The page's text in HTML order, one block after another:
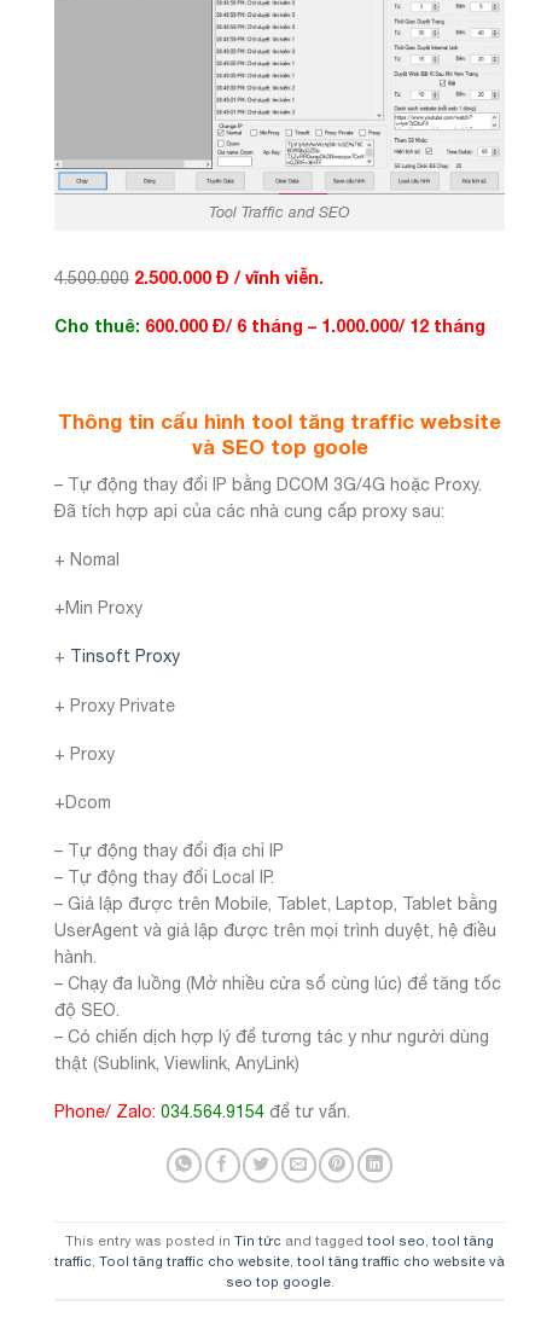
Tool Traffic and SEO
4.500.000 2.500.000 Đ / vĩnh viễn.
Cho thuê: 600.000 Đ/ 6 tháng – 1.000.000/ 12 tháng
Thông tin cấu hình tool tăng traffic website
và SEO top goole
– Tự động thay đổi IP bằng DCOM 3G/4G hoặc Proxy.
Đã tích hợp api của các nhà cung cấp proxy sau:
+ Nomal
+Min Proxy
+ Tinsoft Proxy
+ Proxy Private
+ Proxy
+Dcom
– Tự động thay đổi địa chỉ IP
– Tự động thay đổi Local IP.
– Giả lập được trên Mobile, Tablet, Laptop, Tablet bằng
UserAgent và giả lập được trên mọi trình duyệt, hệ điều
hành.
– Chạy đa luồng (Mở nhiều cửa sổ cùng lúc) để tăng tốc
độ SEO.
– Có chiến dịch hợp lý để tương tác y như người dùng
thật (Sublink, Viewlink, AnyLink)
Phone/ Zalo: 034.564.9154 để tư vấn.
This entry was posted in Tin tức and tagged tool seo tool tăng
traffic Tool tăng traffic cho website tool tăng traffic cho website và
seo top google.